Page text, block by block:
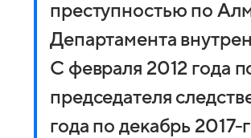
преступностью по
Департамента
С февраля 2012 года
председателя
года по декабрь